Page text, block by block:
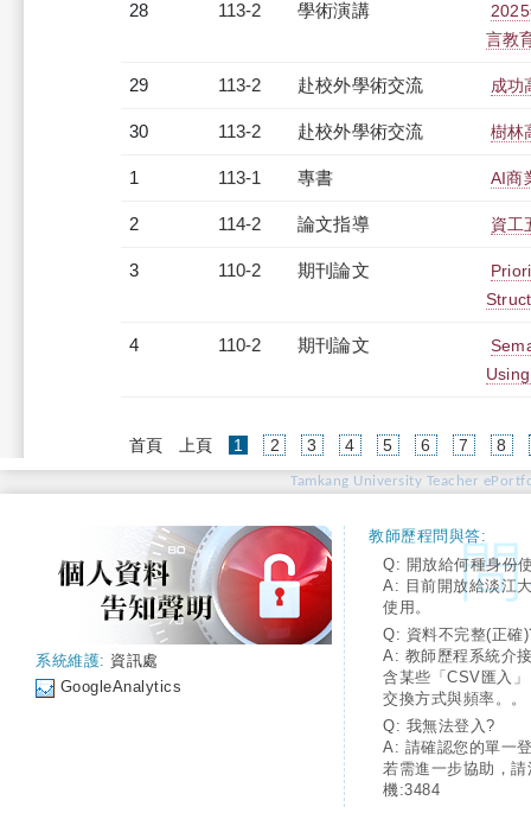
28 113-2 學術演講
言教
29 113-2 赴校外學術交流 成功
30 113-2 赴校外學術交流 樹林
1 113-1 專書 AI商
2 114-2 論文指導 資工
3 110-2 期刊論文
4 110-2 期刊論文
首頁 上頁 1 (current)
2 3 4 5 6 7 8
Tamkang University Teacher
系統維護: 資訊處
GoogleAnalytics
教師歷程問與答:
Q: 開放給何種身份
A: 目前開放給淡江
使用。
Q: 資料不完整(正確
A: 教師歷程系統介
含某些「CSV匯入
交換方式與頻率。。
Q: 我無法登入?
A: 請確認您的單一
若需進一步協助，
機:3484